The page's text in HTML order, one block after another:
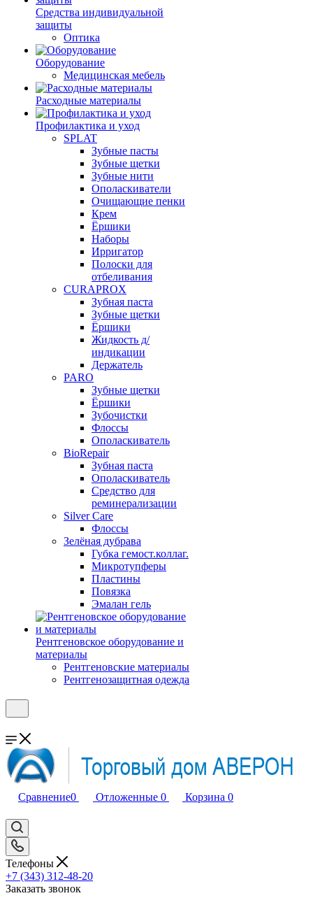
Средства индивидуальной
защиты
Оптика
Оборудование
Медицинская мебель
Расходные материалы
Профилактика и уход
SPLAT
Зубные пасты
Зубные щетки
Зубные нити
Ополаскиватели
Очищающие пенки
Крем
Ёршики
Наборы
Ирригатор
Полоски для
отбеливания
CURAPROX
Зубная паста
Зубные щетки
Ёршики
Жидкость д/
индикации
Держатель
PARO
Зубные щетки
Ёршики
Зубочистки
Флоссы
Ополаскиватель
BioRepair
Зубная паста
Ополаскиватель
Средство для
реминерализации
Silver Care
Флоссы
Зелёная дубрава
Губка гемост.коллаг.
Микротупферы
Пластины
Повязка
Эмалан гель
Рентгеновское оборудование и
материалы
Рентгеновские материалы
Рентгенозащитная одежда
Сравнение0 Отложенные 0 Корзина 0
Телефоны
+7 (343) 312-48-20
Заказать звонок